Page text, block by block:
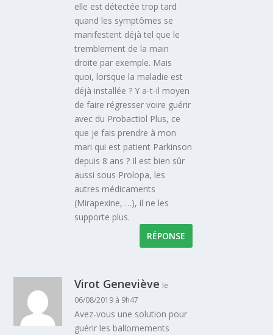
elle est détectée trop tard
quand les symptômes se
manifestent déjà tel que le
tremblement de la main
droite par exemple. Mais
quoi, lorsque la maladie est
déjà installée ? Y a-t-il moyen
de faire régresser voire guérir
avec du Probactiol Plus, ce
que je fais prendre à mon
mari qui est patient Parkinson
depuis 8 ans ? Il est bien sûr
aussi sous Prolopa, les
autres médicaments
(Mirapexine, …), il ne les
supporte plus.
RÉPONSE
Virot Geneviève le
06/08/2019 à 9h47
Avez-vous une solution pour
guérir les ballomements